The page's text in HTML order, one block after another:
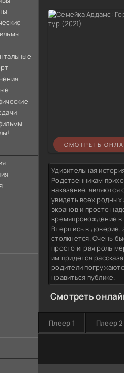
СМОТРЕТЬ
Удивительная
Родственникам
наказание,
увидеть всех
экранов и просто
времяпровождение
Втершись в доверие,
столкнется. Очень
просто играя роль
им придется
родители
нравиться публике.
Смотреть
Плеер 1 Плеер 2